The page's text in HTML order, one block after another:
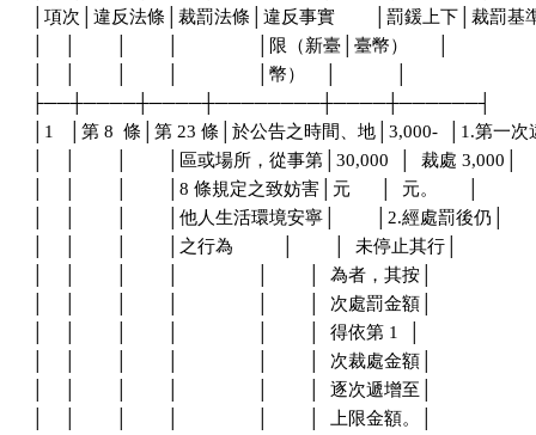
│項次│違反法條│裁罰法條│違反事實        │罰鍰上下│裁罰基
    │    │        │        │                │限（新臺│臺幣）      │
    │    │        │        │                │幣）    │            │
    ├──┼────┼────┼────────┼────┼──────┤
│1   │第 8  條│第 23 條│於公告之時間、地│3,000-  │1.第一
    │    │        │        │區或場所，從事第│30,000  │  裁處 3,000│
    │    │        │        │8 條規定之致妨害│元      │  元。      │
    │    │        │        │他人生活環境安寧│        │2.經處罰後仍│
    │    │        │        │之行為          │        │  未停止其行│
    │    │        │        │                │        │  為者，其按│
    │    │        │        │                │        │  次處罰金額│
    │    │        │        │                │        │  得依第 1  │
    │    │        │        │                │        │  次裁處金額│
    │    │        │        │                │        │  逐次遞增至│
    │    │        │        │                │        │  上限金額。│